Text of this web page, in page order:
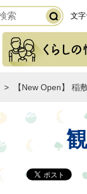
文
緊急の情報
> 【New Open】 稲